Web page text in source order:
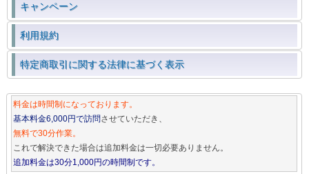
キャンペーン
利用規約
特定商取引に関する法律に基づく表示
料金は時間制になっております。
基本料金6,000円で訪問させていただき、
無料で30分作業。
これで解決できた場合は追加料金は一切必要ありません。
追加料金は30分1,000円の時間制です。